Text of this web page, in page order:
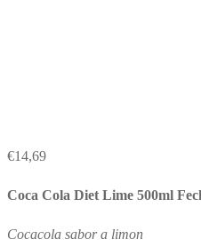
€14,69
Coca Cola Diet Lime 500ml
Cocacola sabor a limon